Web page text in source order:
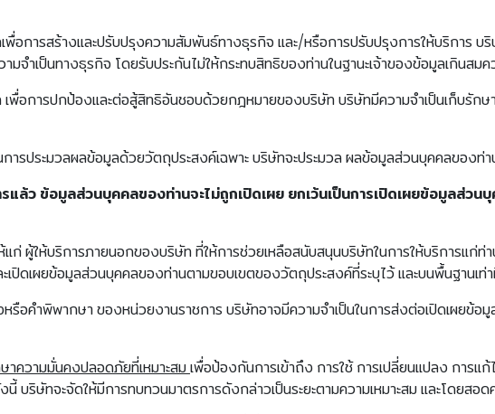
อการสร้างและปรับปรุงความสัมพันธ์ทางธุรกิจ และ/หรือการปรับปรุงการให้บริการ บ
จำเป็นทางธุรกิจ โดยรับประกันไม่ให้กระทบสิทธิของท่านในฐานะเจ้าของข้อมูลเกินสมค
เพื่อการปกป้องและต่อสู้สิทธิอันชอบด้วยกฎหมายของบริษัท บริษัทมีความจำเป็นเก็บรั
รประมวลผลข้อมูลด้วยวัตถุประสงค์เฉพาะ บริษัทจะประมวล ผลข้อมูลส่วนบุคคลของท่
ล้ว ข้อมูลส่วนบุคคลของท่านจะไม่ถูกเปิดเผย ยกเว้นเป็นการเปิดเผยข้อมูลส่วน
ก่ ผู้ให้บริการภายนอกของบริษัท ที่ให้การช่วยเหลือสนับสนุนบริษัทในการให้บริการแก่ท่
ดเผยข้อมูลส่วนบุคคลของท่านตามขอบเขตของวัตถุประสงค์ที่ระบุไว้ และบนพื้นฐานเท่า
อคำพิพากษา ของหน่วยงานราชการ บริษัทอาจมีความจำเป็นในการส่งต่อเปิดเผยข้อ
าความมั่นคงปลอดภัยที่เหมาะสมเพื่อป้องกันการเข้าถึง การใช้ การเปลี่ยนแปลง การแ
บริษัทจะจัดให้มีการทบทวนมาตรการดังกล่าวเป็นระยะตามความเหมาะสม และโดยส